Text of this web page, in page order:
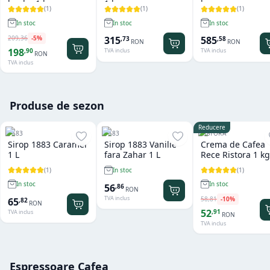
boabe 1 kg
(1)
In stoc
209,36 -5%
198,90 RON
TVA inclus
1 kg (1)
In stoc
315,73 RON
TVA inclus
kg (1)
In stoc
585,58 RON
TVA inclus
Produse de sezon
1883
Sirop 1883 Caramel
1 L
(1)
In stoc
65,82 RON
TVA inclus
1883
Sirop 1883 Vanilie
fara Zahar 1 L
In stoc
56,86 RON
TVA inclus
Reducere
RISTORA
Crema de Cafea
Rece Ristora 1 kg
(1)
In stoc
58,81 -10%
52,91 RON
TVA inclus
Espressoare Cafea